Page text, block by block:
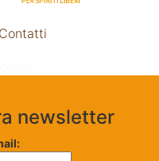
Contatti
newsletter